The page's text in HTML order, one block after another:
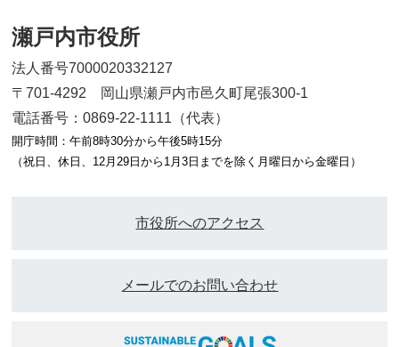
瀬戸内市役所
法人番号7000020332127
〒701-4292 岡山県瀬戸内市邑久町尾張300-1
電話番号：0869-22-1111（代表）
開庁時間：午前8時30分から午後5時15分
（祝日、休日、12月29日から1月3日までを除く月曜日から金曜日）
市役所へのアクセス
メールでのお問い合わせ